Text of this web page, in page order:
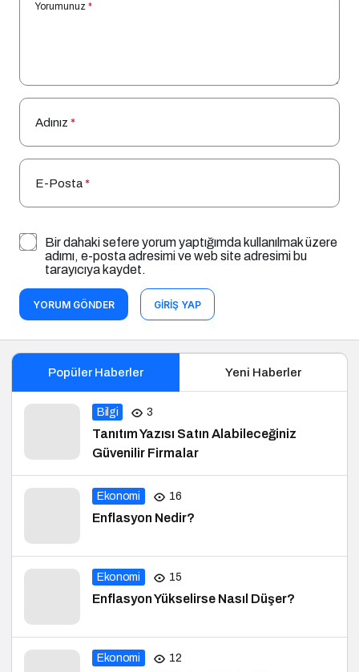
Yorumunuz *
Adınız *
E-Posta*
Bir dahaki sefere yorum yaptığımda kullanılmak üzere
adımı, e-posta adresimi ve web site adresimi bu
tarayıcıya kaydet.
YORUM GÖNDER GIRIŞ YAP
Popüler Haberler Yeni Haberler
Bilgi 3
Tanıtım Yazısı Satın Alabileceğiniz
Güvenilir Firmalar
Ekonomi 16
Enflasyon Nedir?
Ekonomi 15
Enflasyon Yükselirse Nasıl Düşer?
Ekonomi 12